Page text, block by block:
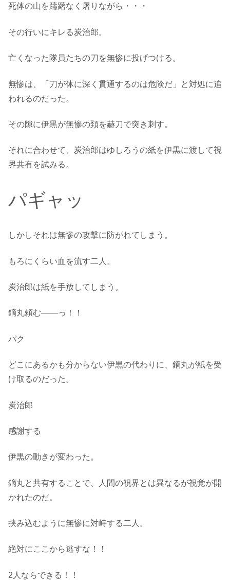
死体の山を躊躇なく屠りながら・・・
その行いにキレる炭治郎。
亡くなった隊員たちの刀を無惨に投げつける。
無惨は、「刀が体に深く貫通するのは危険だ」と対処に追
われるのだった。
その隙に伊黒が無惨の頚を赫刀で突き刺す。
それに合わせて、炭治郎はゆしろうの紙を伊黒に渡して視
界共有を試みる。
パギャッ
しかしそれは無惨の攻撃に防がれてしまう。
もろにくらい血を流す二人。
炭治郎は紙を手放してしまう。
鏑丸頼む───っ！！
パク
どこにあるかも分からない伊黒の代わりに、鏑丸が紙を受
け取るのだった。
炭治郎
感謝する
伊黒の動きが変わった。
鏑丸と共有することで、人間の視界とは異なるが視覚が開
かれたのだ。
挟み込むように無惨に対峙する二人。
絶対にここから逃すな！！
2人ならできる！！